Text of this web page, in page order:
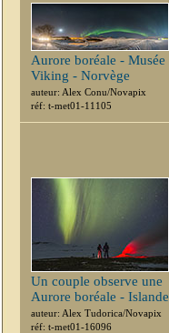
Aurore boréale - Musée
Viking - Norvège
auteur: Alex Conu/Novapix
réf: t-met01-11105
Un couple observe une
Aurore boréale - Islande
auteur: Alex Tudorica/Novapix
réf: t-met01-16096